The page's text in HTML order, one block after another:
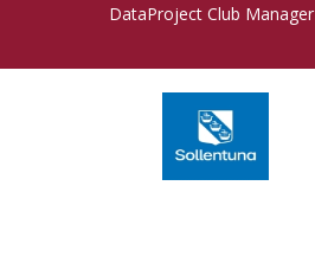
DataProject Club Manager